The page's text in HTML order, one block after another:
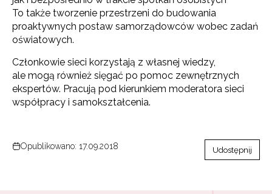
To także tworzenie przestrzeni do budowania
proaktywnych postaw samorządowców wobec zadań
oświatowych.
Członkowie sieci korzystają z własnej wiedzy,
ale mogą również sięgać po pomoc zewnętrznych
ekspertów. Pracują pod kierunkiem moderatora sieci
współpracy i samokształcenia.
Opublikowano: 17.09.2018 Udostępnij